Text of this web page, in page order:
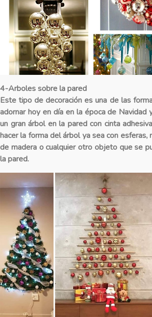
4-Arboles sobre la pared
Este tipo de decoración es una de las
adornar hoy en día en la época de Navidad
un gran árbol en la pared con cinta
hacer la forma del árbol ya sea con esferas,
de madera o cualquier otro objeto que se
la pared.